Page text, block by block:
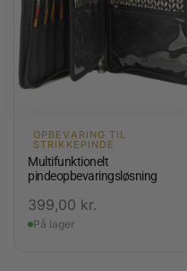
OPBEVARING TIL
STRIKKEPINDE
Multifunktionelt
pindeopbevaringsløsning
399,00 kr.
På lager